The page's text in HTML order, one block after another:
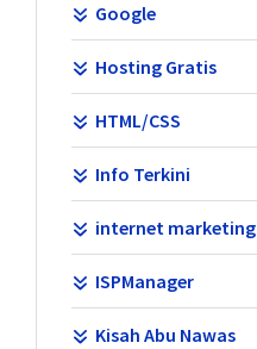
Google
Hosting Gratis
HTML/CSS
Info Terkini
internet marketing
ISPManager
Kisah Abu Nawas